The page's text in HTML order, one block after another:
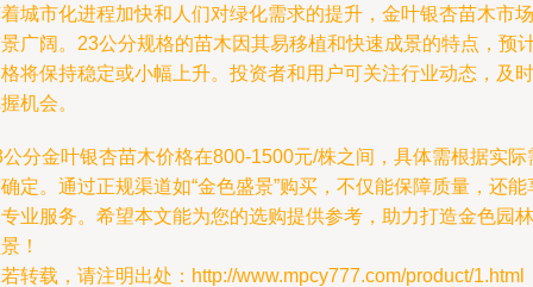
城市化进程加快和人们对绿化需求的提升，金叶银杏苗木市场
广阔。23公分规格的苗木因其易移植和快速成景的特点，预
将保持稳定或小幅上升。投资者和用户可关注行业动态，及时
机会。
分金叶银杏苗木价格在800-1500元/株之间，具体需根据实际
定。通过正规渠道如“金色盛景”购买，不仅能保障质量，还能
业服务。希望本文能为您的选购提供参考，助力打造金色园林
！
转载，请注明出处：http://www.mpcy777.com/product/1.html